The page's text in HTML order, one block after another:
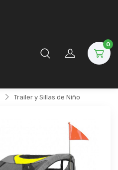
0
Trailer y Sillas de Niño